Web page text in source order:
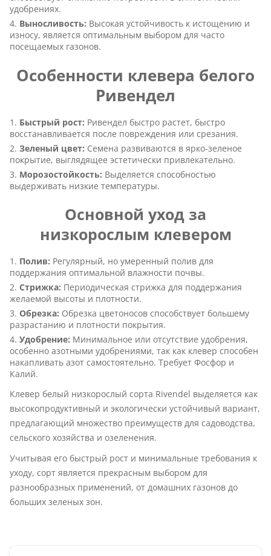
удобрениях.
Выносливость: Высокая устойчивость к истощению и
износу, является оптимальным выбором для часто
посещаемых газонов.
Особенности клевера белого
Ривендел
Быстрый рост: Ривендел быстро растет, быстро
восстанавливается после повреждения или срезания.
Зеленый цвет: Семена развиваются в ярко-зеленое
покрытие, выглядящее эстетически привлекательно.
Морозостойкость: Выделяется способностью
выдерживать низкие температуры.
Основной уход за
низкорослым клевером
Полив: Регулярный, но умеренный полив для
поддержания оптимальной влажности почвы.
Стрижка: Периодическая стрижка для поддержания
желаемой высоты и плотности.
Обрезка: Обрезка цветоносов способствует большему
разрастанию и плотности покрытия.
Удобрение: Минимальное или отсутствие удобрения,
особенно азотными удобрениями, так как клевер способен
накапливать азот самостоятельно. Требует Фосфор и
Калий.
Клевер белый низкорослый сорта Rivendel выделяется как
высокопродуктивный и экологически устойчивый вариант,
предлагающий множество преимуществ для садоводства,
сельского хозяйства и озеленения.
Учитывая его быстрый рост и минимальные требования к
уходу, сорт является прекрасным выбором для
разнообразных применений, от домашних газонов до
больших зеленых зон.